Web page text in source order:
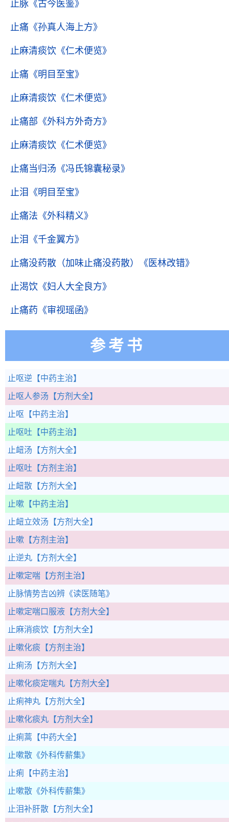
止脉 《古今医鉴》
止痛 《孙真人海上方》
止麻清痰饮 《仁术便览》
止痛 《明目至宝》
止麻清痰饮 《仁术便览》
止痛部 《外科方外奇方》
止麻清痰饮 《仁术便览》
止痛当归汤 《冯氏锦囊秘录》
止泪 《明目至宝》
止痛法 《外科精义》
止泪 《千金翼方》
止痛没药散（加味止痛没药散） 《医林改错》
止渴饮 《妇人大全良方》
止痛药 《审视瑶函》
参考书
止呕逆 【中药主治】
止呕人参汤 【方剂大全】
止呕 【中药主治】
止呕吐 【中药主治】
止衄汤 【方剂大全】
止呕吐 【方剂主治】
止衄散 【方剂大全】
止嗽 【中药主治】
止衄立效汤 【方剂大全】
止嗽 【方剂主治】
止逆丸 【方剂大全】
止嗽定喘 【方剂主治】
止脉情势吉凶辨 《读医随笔》
止嗽定喘口服液 【方剂大全】
止麻消痰饮 【方剂大全】
止嗽化痰 【方剂主治】
止痢汤 【方剂大全】
止嗽化痰定喘丸 【方剂大全】
止痢神丸 【方剂大全】
止嗽化痰丸 【方剂大全】
止痢蒿 【中药大全】
止嗽散 《外科传薪集》
止痢 【中药主治】
止嗽散 《外科传薪集》
止泪补肝散 【方剂大全】